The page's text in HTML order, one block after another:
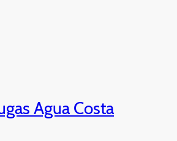
Agua Costa